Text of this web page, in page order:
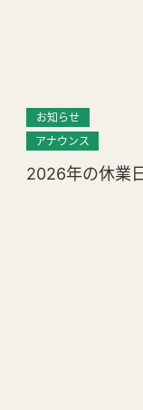
お知らせ
アナウンス
2026年の休業